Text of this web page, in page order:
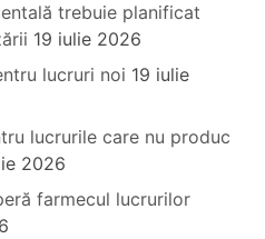
trebuie planificat
19 iulie 2026
lucruri noi 19 iulie
lucrurile care nu produc
2026
farmecul lucrurilor